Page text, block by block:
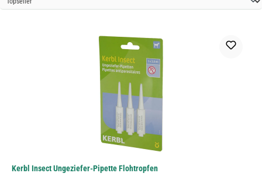
Kerbl Insect Ungeziefer-Pipette Flohtropfen